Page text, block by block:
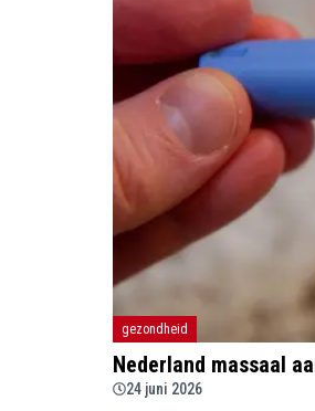
gezondheid
Nederland massaal
24 juni 2026